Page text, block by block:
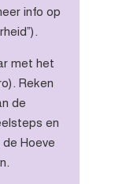
info op
met het
Reken
de
en
Hoeve